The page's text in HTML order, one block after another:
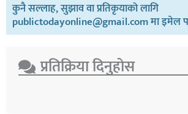
कुनै सल्लाह, सुझाव वा प्रतिकृयाको लागि
publictodayonline@gmail.com मा इमेल
प्रतिक्रिया दिनुहोस​